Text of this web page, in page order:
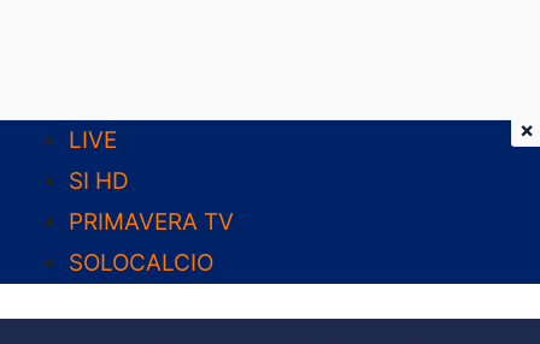
contenuto
LIVE
SI HD
PRIMAVERA TV
SOLOCALCIO
×